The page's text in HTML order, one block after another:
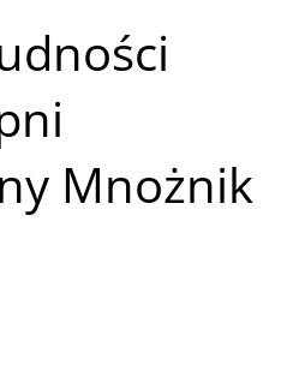
Mnożnik